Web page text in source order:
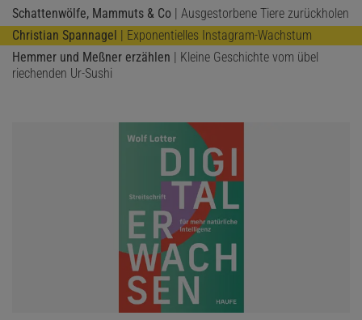
Schattenwölfe, Mammuts & Co | Ausgestorbene Tiere zurückholen
Christian Spannagel | Exponentielles Instagram-Wachstum
Hemmer und Meßner erzählen | Kleine Geschichte vom übel
riechenden Ur-Sushi